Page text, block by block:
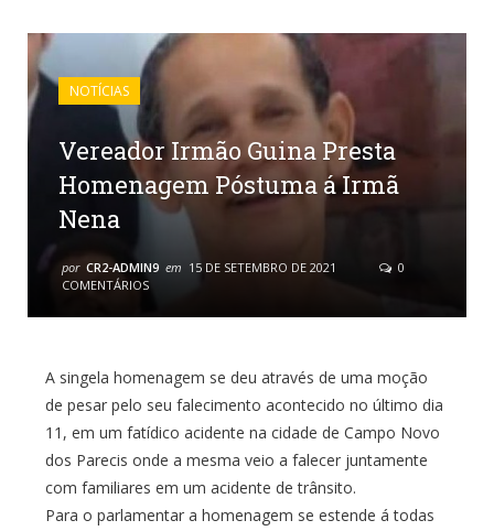
NOTÍCIAS
Vereador Irmão Guina Presta
Homenagem Póstuma á Irmã
Nena
por CR2-ADMIN9 em 15 DE SETEMBRO DE 2021
0
COMENTÁRIOS
A singela homenagem se deu através de uma moção
de pesar pelo seu falecimento acontecido no último dia
11, em um fatídico acidente na cidade de Campo Novo
dos Parecis onde a mesma veio a falecer juntamente
com familiares em um acidente de trânsito.
Para o parlamentar a homenagem se estende á todas